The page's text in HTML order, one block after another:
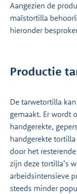
Aangezien de
maïstortilla
hieronder
Productie
De tarwetortilla
gemaakt. Er wordt
handgerekte,
handgerekte
door het
zijn deze tortilla’s
arbeidsintensieve
steeds minder